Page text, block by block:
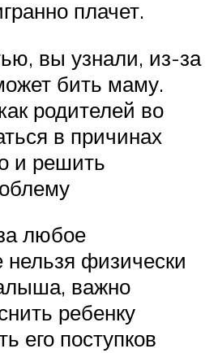
плачет.
вы узнали, из-за
бить маму.
родителей во
в причинах
и решить
любое
физически
важно
ребенку
его поступков